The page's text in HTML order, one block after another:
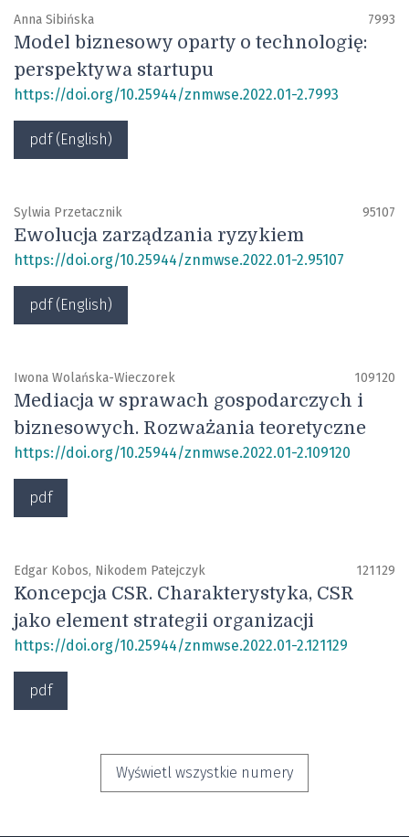
Anna Sibińska 7993
Model biznesowy oparty o technologię:
perspektywa startupu
https://doi.org/10.25944/znmwse.2022.01-2.7993
pdf (English)
Sylwia Przetacznik 95107
Ewolucja zarządzania ryzykiem
https://doi.org/10.25944/znmwse.2022.01-2.95107
pdf (English)
Iwona Wolańska-Wieczorek 109120
Mediacja w sprawach gospodarczych i
biznesowych. Rozważania teoretyczne
https://doi.org/10.25944/znmwse.2022.01-2.109120
pdf
Edgar Kobos, Nikodem Patejczyk 121129
Koncepcja CSR. Charakterystyka, CSR
jako element strategii organizacji
https://doi.org/10.25944/znmwse.2022.01-2.121129
pdf
Wyświetl wszystkie numery